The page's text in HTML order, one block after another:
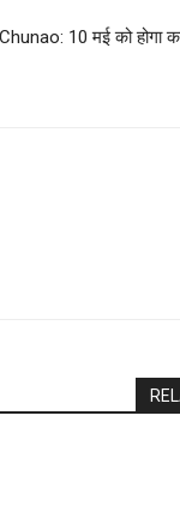
10 मई को होगा